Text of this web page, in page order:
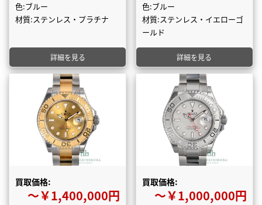
色:ブルー
材質:ステンレス・プラチナ
詳細を見る
色:ブルー
材質:ステンレス・イエローゴ
ールド
詳細を見る
買取価格:
〜￥1,400,000円
買取価格:
〜￥1,000,000円